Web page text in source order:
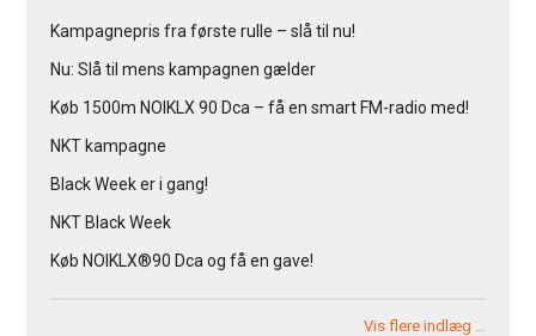
Kampagnepris fra første rulle – slå til nu!
Nu: Slå til mens kampagnen gælder
Køb 1500m NOIKLX 90 Dca – få en smart FM-radio med!
NKT kampagne
Black Week er i gang!
NKT Black Week
Køb NOIKLX®90 Dca og få en gave!
Vis flere indlæg …